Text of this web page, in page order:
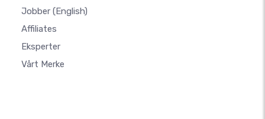
Jobber (English)
Affiliates
Eksperter
Vårt Merke